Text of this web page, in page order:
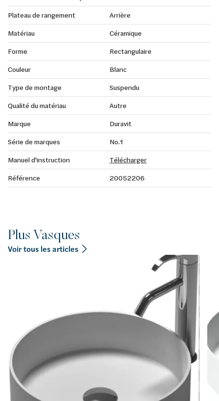
Plateau de rangement
Arrière
Matériau
Céramique
Forme
Rectangulaire
Couleur
Blanc
Type de montage
Suspendu
Qualité du matériau
Autre
Marque
Duravit
Série de marques
No.1
Manuel d'instruction
Télécharger
Référence
20052206
Plus Vasques
Voir tous les articles